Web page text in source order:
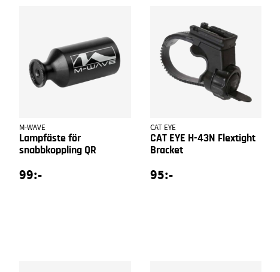
M-WAVE
Lampfäste för
snabbkoppling QR
99:-
CAT EYE
CAT EYE H-43N Flextight
Bracket
95:-